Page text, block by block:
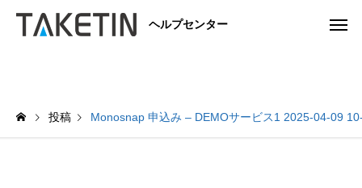
ヘルプセンター
投稿 Monosnap 申込み – DEMOサービス1 2025-04-09